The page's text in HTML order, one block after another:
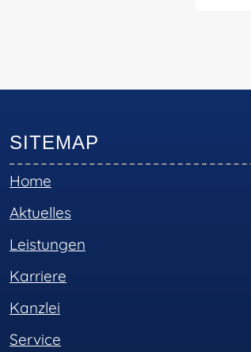
SITEMAP
Home
Aktuelles
Leistungen
Karriere
Kanzlei
Service